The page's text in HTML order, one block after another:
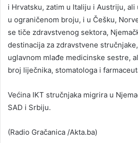
i Hrvatsku, zatim u Italiju i Austriju,
u ograničenom broju, i u Češku,
se tiče zdravstvenog sektora,
destinacija za zdravstvene
uglavnom mlađe medicinske sestre,
broj liječnika, stomatologa i
Većina IKT stručnjaka migrira u
SAD i Srbiju.
(Radio Gračanica /Akta.ba)